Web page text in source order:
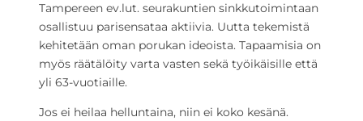
Tampereen ev.lut. seurakuntien sinkkutoimintaan
osallistuu parisensataa aktiivia. Uutta tekemistä
kehitetään oman porukan ideoista. Tapaamisia on
myös räätälöity varta vasten sekä työikäisille että
yli 63-vuotiaille.
Jos ei heilaa helluntaina, niin ei koko kesänä.